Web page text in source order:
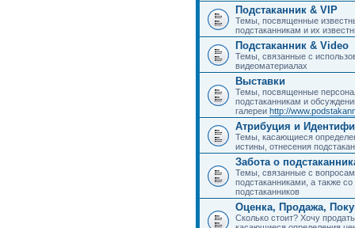
Подстаканник & VIP
Темы, посвященные
подстаканникам и их
Подстаканник & Video
Темы, связанные с
видеоматериалах
Выставки
Темы, посвященные
подстаканникам и
галереи http://
Атрибуция и
Темы, касающиеся
истины, отнесения
Забота о
Темы, связанные с
подстаканниками, а также
подстаканников
Оценка, Продажа,
Сколько стоит? Хочу